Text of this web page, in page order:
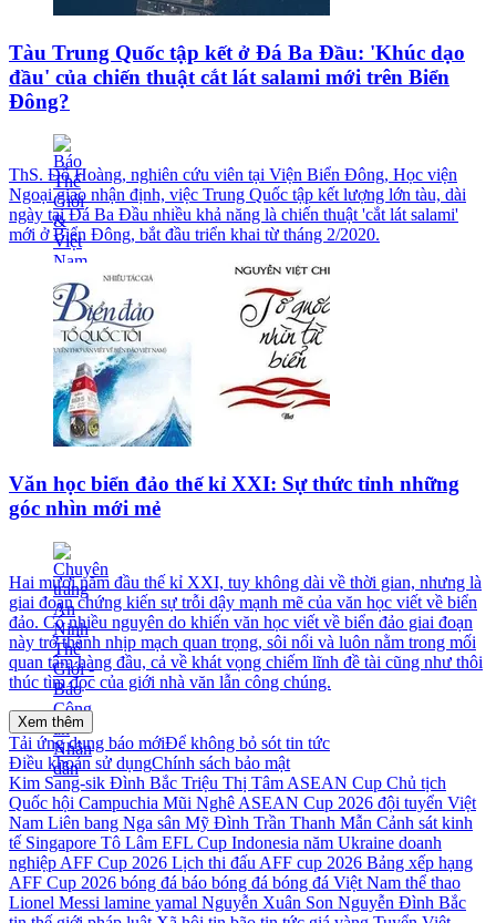
Tàu Trung Quốc tập kết ở Đá Ba Đầu: 'Khúc dạo
đầu' của chiến thuật cắt lát salami mới trên Biển
Đông?
ThS. Đỗ Hoàng, nghiên cứu viên tại Viện Biển Đông, Học viện
Ngoại giao nhận định, việc Trung Quốc tập kết lượng lớn tàu, dài
ngày tại Đá Ba Đầu nhiều khả năng là chiến thuật 'cắt lát salami'
mới ở Biển Đông, bắt đầu triển khai từ tháng 2/2020.
Văn học biển đảo thế kỉ XXI: Sự thức tỉnh những
góc nhìn mới mẻ
Hai mươi năm đầu thế kỉ XXI, tuy không dài về thời gian, nhưng là
giai đoạn chứng kiến sự trỗi dậy mạnh mẽ của văn học viết về biển
đảo. Có nhiều nguyên do khiến văn học viết về biển đảo giai đoạn
này trở thành nhịp mạch quan trọng, sôi nổi và luôn nằm trong mối
quan tâm hàng đầu, cả về khát vọng chiếm lĩnh đề tài cũng như thôi
thúc tìm đọc của giới nhà văn lẫn công chúng.
Xem thêm
Tải ứng dụng báo mớiĐể không bỏ sót tin tức
Điều khoản sử dụngChính sách bảo mật
Kim Sang-sik Đình Bắc Triệu Thị Tâm ASEAN Cup Chủ tịch
Quốc hội Campuchia Mũi Nghê ASEAN Cup 2026 đội tuyển Việt
Nam Liên bang Nga sân Mỹ Đình Trần Thanh Mẫn Cảnh sát kinh
tế Singapore Tô Lâm EFL Cup Indonesia năm Ukraine doanh
nghiệp AFF Cup 2026 Lịch thi đấu AFF cup 2026 Bảng xếp hạng
AFF Cup 2026 bóng đá báo bóng đá bóng đá Việt Nam thể thao
Lionel Messi lamine yamal Nguyễn Xuân Son Nguyễn Đình Bắc